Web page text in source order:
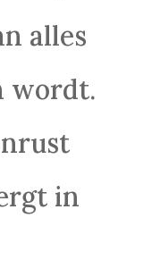
alles
wordt.
in